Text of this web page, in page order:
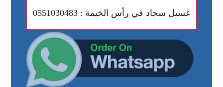
غسيل سجاد في رأس الخيمة : 0551030483